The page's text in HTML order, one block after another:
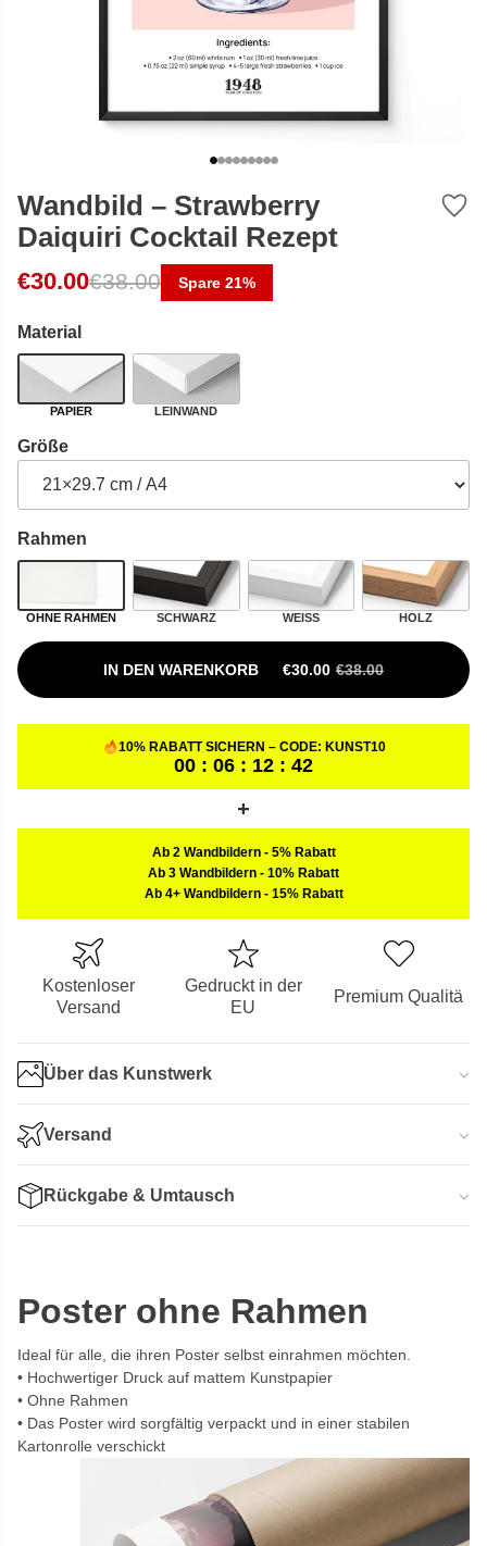
Wandbild – Strawberry
Daiquiri Cocktail Rezept
€30.00€38.00
Ursprünglicher Preis war: €38.00
Aktueller Preis ist: €30.00.
Spare 21%
Material
PAPIER LEINWAND
Größe
Rahmen
OHNE RAHMEN SCHWARZ WEISS HOLZ
IN DEN WARENKORB €30.00 €38.00
URSPRÜNGLICHER PREIS
AKTUELLER PREIS IST:
10% RABATT SICHERN – CODE: KUNST10
00 : 06 : 12 : 41
Ab 2 Wandbildern- 5% Rabatt
Ab 3 Wandbildern - 10% Rabatt
Ab 4+ Wandbildern- 15% Rabatt
Kostenloser
Versand
Gedruckt in der
EU
Premium Qualitä
Über das Kunstwerk
Versand
Rückgabe & Umtausch
Poster ohne Rahmen
Ideal für alle, die ihren Poster selbst einrahmen möchten.
Hochwertiger Druck auf mattem Kunstpapier
Ohne Rahmen
Das Poster wird sorgfältig verpackt und in einer stabilen
Kartonrolle verschickt